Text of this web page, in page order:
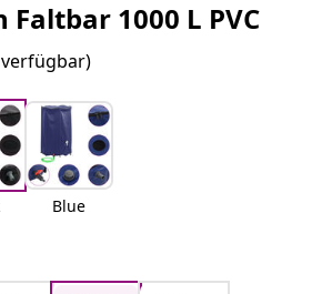
1000 L PVC
Blue